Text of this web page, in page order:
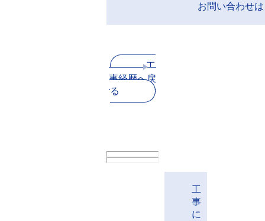
お問い合わせ
工
事経歴へ戻
る
工
事
に